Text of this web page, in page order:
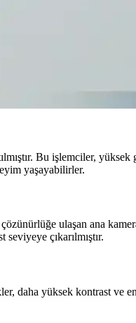
Bu işlemciler, yüksek
yaşayabilirler.
ulaşan ana
çıkarılmıştır.
daha yüksek kontrast ve